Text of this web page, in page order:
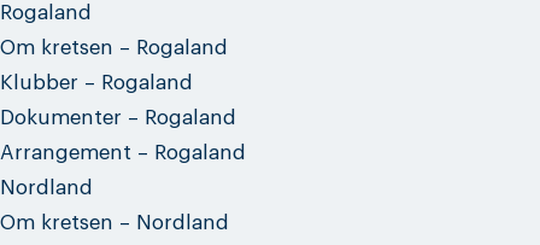
Rogaland
Om kretsen – Rogaland
Klubber – Rogaland
Dokumenter – Rogaland
Arrangement – Rogaland
Nordland
Om kretsen – Nordland